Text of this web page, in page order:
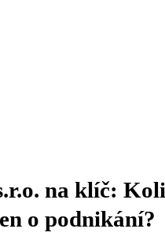
na klíč:
o podnikání?